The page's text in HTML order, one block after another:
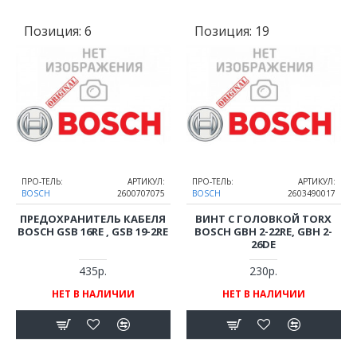
Позиция: 6
ПРО-ТЕЛЬ:
BOSCH
АРТИКУЛ:
2600707075
ПРЕДОХРАНИТЕЛЬ КАБЕЛЯ
BOSCH GSB 16RE , GSB 19-2RE
435р.
НЕТ В НАЛИЧИИ
Позиция: 19
ПРО-ТЕЛЬ:
BOSCH
АРТИКУЛ:
2603490017
ВИНТ С ГОЛОВКОЙ TORX
BOSCH GBH 2-22RE, GBH 2-
26DE
230р.
НЕТ В НАЛИЧИИ